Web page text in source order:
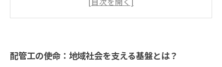
配管工としての未来：地域貢献と自己成長の両
配管工の使命：地域社会を支える基盤とは？